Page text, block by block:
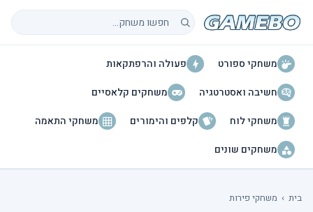
חיפוש משחקים
משחקי ספורט
פעולה והרפתקאות
חשיבה ואסטרטגיה
משחקים קלאסיים
משחקי לוח
קלפים והימורים
משחקי התאמה
משחקים שונים
בית › משחקי פירות